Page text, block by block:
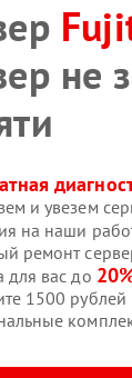
не
и увезем
на наши
ремонт
для вас до
1500